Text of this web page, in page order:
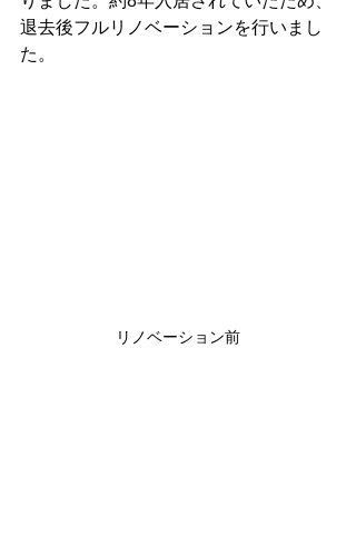
退去後フルリノベーションを行いまし
た。
リノベーション前